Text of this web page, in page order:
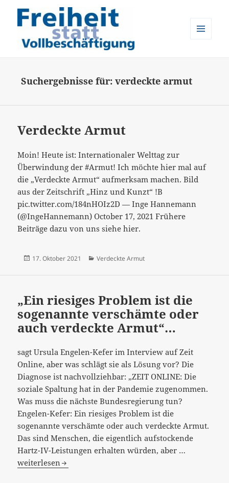
Suchergebnisse für: verdeckte armut
Verdeckte Armut
Moin! Heute ist: Internationaler Welttag zur
Überwindung der #Armut! Ich möchte hier mal auf
die „Verdeckte Armut“ aufmerksam machen. Bild
aus der Zeitschrift „Hinz und Kunzt“ !B
pic.twitter.com/184nHOIz2D — Inge Hannemann
(@IngeHannemann) October 17, 2021 Frühere
Beiträge dazu von uns siehe hier.
Veröffentlicht
17. Oktober 2021 Kategorien
Verdeckte Armut
„Ein riesiges Problem ist die
sogenannte verschämte oder
auch verdeckte Armut“…
sagt Ursula Engelen-Kefer im Interview auf Zeit
Online, aber was schlägt sie als Lösung vor? Die
Diagnose ist nachvollziehbar: „ZEIT ONLINE: Die
soziale Spaltung hat in der Pandemie zugenommen.
Was muss die nächste Bundesregierung tun?
Engelen-Kefer: Ein riesiges Problem ist die
sogenannte verschämte oder auch verdeckte Armut.
Das sind Menschen, die eigentlich aufstockende
Hartz-IV-Leistungen erhalten würden, aber …
weiterlesen